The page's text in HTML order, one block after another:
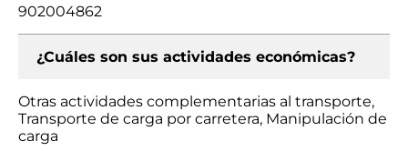
902004862
¿Cuáles son sus actividades económicas?
Otras actividades complementarias al transporte,
Transporte de carga por carretera, Manipulación de
carga